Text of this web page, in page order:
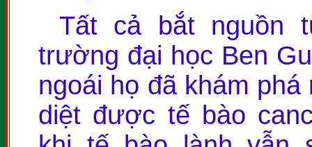
Tất cả bắt nguồn
trường đại học Ben
ngoái họ đã khám
diệt được tế bào